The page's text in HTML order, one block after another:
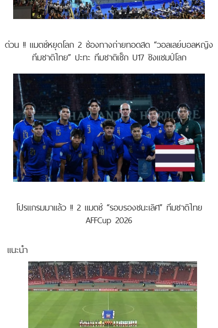
ด่วน !! แมตช์หยุดโลก 2 ช่องทางถ่ายทอดสด “วอลเลย์บอลหญิง
ทีมชาติไทย” ปะทะ ทีมชาติเช็ก U17 ชิงแชมป์โลก
โปรแกรมมาแล้ว !! 2 แมตช์ “รอบรองชนะเลิศ” ทีมชาติไทย
AFFCup 2026
แนะนำ